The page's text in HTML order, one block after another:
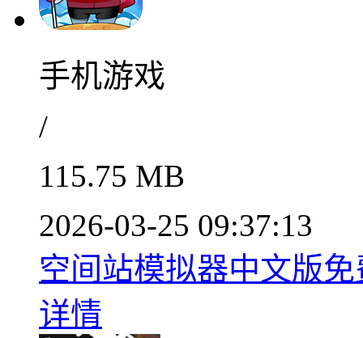
手机游戏
/
115.75 MB
2026-03-25 09:37:13
空间站模拟器中文版
详情